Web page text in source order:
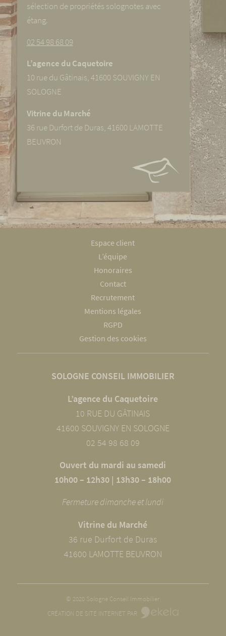
sélection de propriétés solognotes avec
étang.
02 54 98 68 09
L’agence du Caquetoire
10 rue du Gâtinais, 41600 SOUVIGNY EN
SOLOGNE
Vitrine du Marché
36 rue Durfort de Duras, 41600 LAMOTTE
BEUVRON
Espace client
L’équipe
Honoraires
Contact
Recrutement
Mentions légales
RGPD
Gestion des cookies
SOLOGNE CONSEIL IMMOBILIER
L’agence du Caquetoire
10 RUE DU GÂTINAIS
41600 SOUVIGNY EN SOLOGNE
02 54 98 68 09
Ouvert du mardi au samedi
10h00 – 12h30 | 13h30 – 18h00
Fermeture dimanche et lundi
Vitrine du Marché
36 rue Durfort de Duras
41600 LAMOTTE BEUVRON
© 2020 Sologne Conseil Immobilier
CRÉATION DE SITE INTERNET PAR